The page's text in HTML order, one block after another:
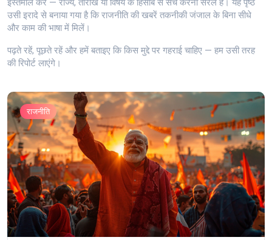
इस्तेमाल करें — राज्य, तारीख या विषय के हिसाब से सर्च करना सरल है। यह पृष्ठ
उसी इरादे से बनाया गया है कि राजनीति की खबरें तकनीकी जंजाल के बिना सीधे
और काम की भाषा में मिलें।
पढ़ते रहें, पूछते रहें और हमें बताइए कि किस मुद्दे पर गहराई चाहिए — हम उसी तरह
की रिपोर्ट लाएंगे।
राजनीति